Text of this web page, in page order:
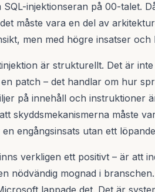
injektionseran på 00-talet.
måste vara en del av
men med högre insatser
är strukturellt. Det är
patch – det handlar om hur
på innehåll och instruktioner
skyddsmekanismerna måste
engångsinsats utan ett
verkligen ett positivt – är att
nödvändig mognad i
lappade det. Det är